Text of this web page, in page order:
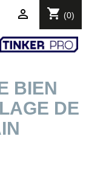
shopping_cart (0)

BIEN
DE